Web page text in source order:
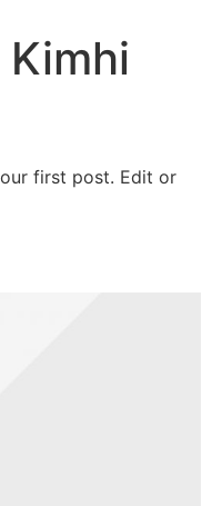
Kimhi
first post. Edit or